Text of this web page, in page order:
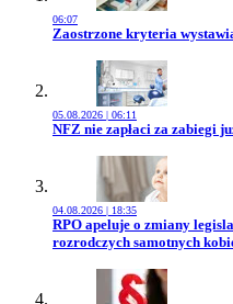
06:07
Przejdź do artykułu:
Zaostrzone kryteria
05.08.2026 | 06:11
Przejdź do artykułu:
NFZ nie zapłaci za zabiegi
04.08.2026 | 18:35
Przejdź do artykułu:
RPO apeluje o zmiany
rozrodczych samotnych